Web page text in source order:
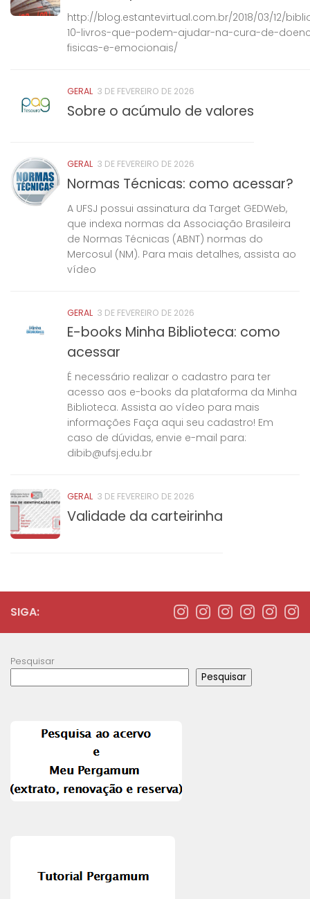
http://blog.estantevirtual.com.br/2018/03/12/
10-livros-que-podem-ajudar-na-cura-de-
fisicas-e-emocionais/
GERAL 3 DE FEVEREIRO DE 2026
Sobre o acúmulo de valores
GERAL 3 DE FEVEREIRO DE 2026
Normas Técnicas: como acessar?
A UFSJ possui assinatura da Target GEDWeb,
que indexa normas da Associação Brasileira
de Normas Técnicas (ABNT) normas do
Mercosul (NM). Para mais detalhes, assista ao
vídeo
GERAL 3 DE FEVEREIRO DE 2026
E-books Minha Biblioteca: como
acessar
É necessário realizar o cadastro para ter
acesso aos e-books da plataforma da Minha
Biblioteca. Assista ao vídeo para mais
informações Faça aqui seu cadastro! Em
caso de dúvidas, envie e-mail para:
dibib@ufsj.edu.br
GERAL 3 DE FEVEREIRO DE 2026
Validade da carteirinha
SIGA:
Pesquisar
Pesquisar